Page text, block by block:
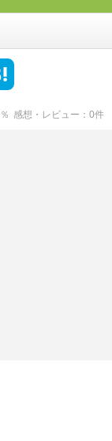
％ 感想・レビュー 0件